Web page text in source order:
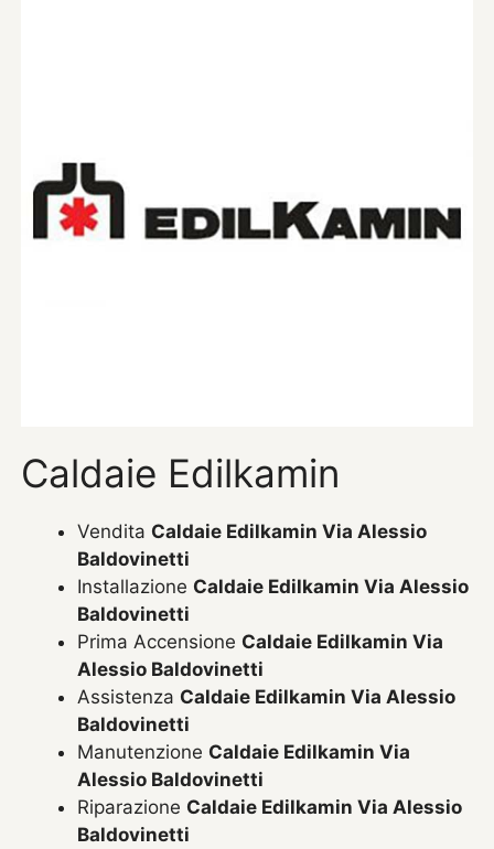
Caldaie Edilkamin
Vendita Caldaie Edilkamin Via Alessio
Baldovinetti
Installazione Caldaie Edilkamin Via Alessio
Baldovinetti
Prima Accensione Caldaie Edilkamin Via
Alessio Baldovinetti
Assistenza Caldaie Edilkamin Via Alessio
Baldovinetti
Manutenzione Caldaie Edilkamin Via
Alessio Baldovinetti
Riparazione Caldaie Edilkamin Via Alessio
Baldovinetti